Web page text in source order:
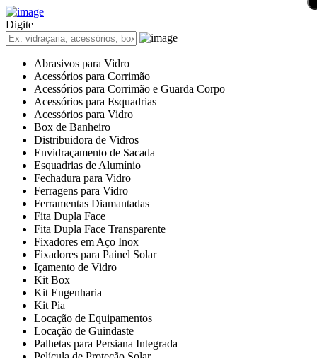
Cadastre sua Vidraçaria
Cadastre sua Vidraçaria
Empresas
Anuncie
Informativos
Notícias & Negócios
Feiras & Eventos
Vídeos
Contato
Fale Conosco
Assine nossa Newsletter
Digite
Abrasivos para Vidro
Acessórios para Corrimão
Acessórios para Corrimão e Guarda Corpo
Acessórios para Esquadrias
Acessórios para Vidro
Box de Banheiro
Distribuidora de Vidros
Envidraçamento de Sacada
Esquadrias de Alumínio
Fechadura para Vidro
Ferragens para Vidro
Ferramentas Diamantadas
Fita Dupla Face
Fita Dupla Face Transparente
Fixadores em Aço Inox
Fixadores para Painel Solar
Içamento de Vidro
Kit Box
Kit Engenharia
Kit Pia
Locação de Equipamentos
Locação de Guindaste
Palhetas para Persiana Integrada